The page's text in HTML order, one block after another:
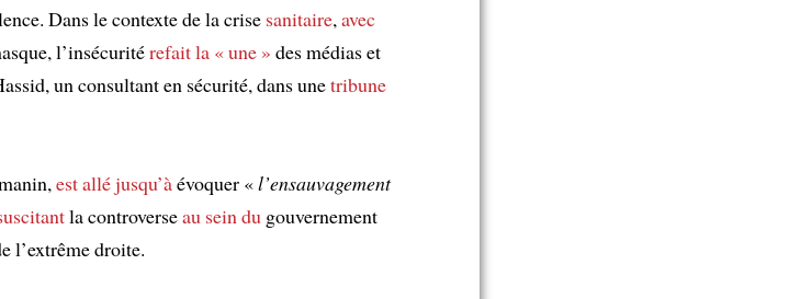
Dans le contexte de la crise sanitaire, avec
l’insécuritérefait la « une » des médias et
un consultant en sécurité, dans unetribune
est allé jusqu’àévoquer «l’ensauvagement
la controverseau sein du gouvernement
l’extrême droite.